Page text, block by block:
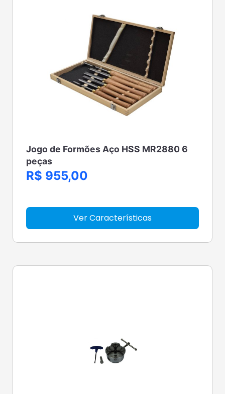
Jogo de Formões Aço HSS MR2880 6
peças
R$ 955,00
Ver Características